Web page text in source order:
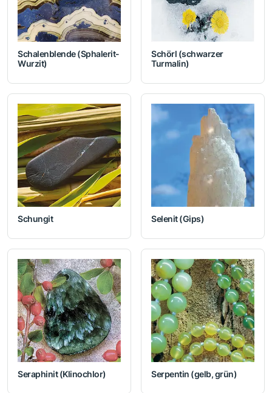
Schalenblende (Sphalerit-
Wurzit)
Schörl (schwarzer
Turmalin)
Schungit Selenit (Gips)
Seraphinit (Klinochlor) Serpentin (gelb, grün)